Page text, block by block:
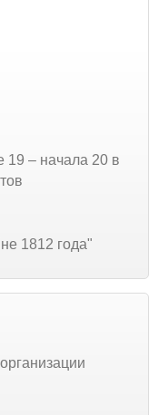
19 – начала 20 в
1812 года"